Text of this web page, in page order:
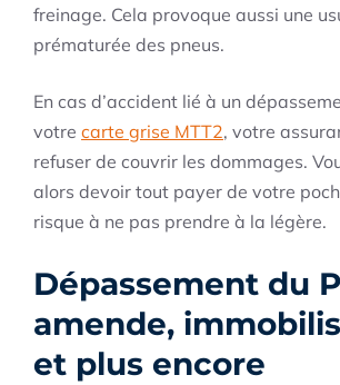
freinage. Cela provoque aussi une
prématurée des pneus.
En cas d’accident lié à un
votre carte grise MTT2, votre
refuser de couvrir les dommages.
alors devoir tout payer de votre
risque à ne pas prendre à la légère.
Dépassement du
amende,
et plus encore